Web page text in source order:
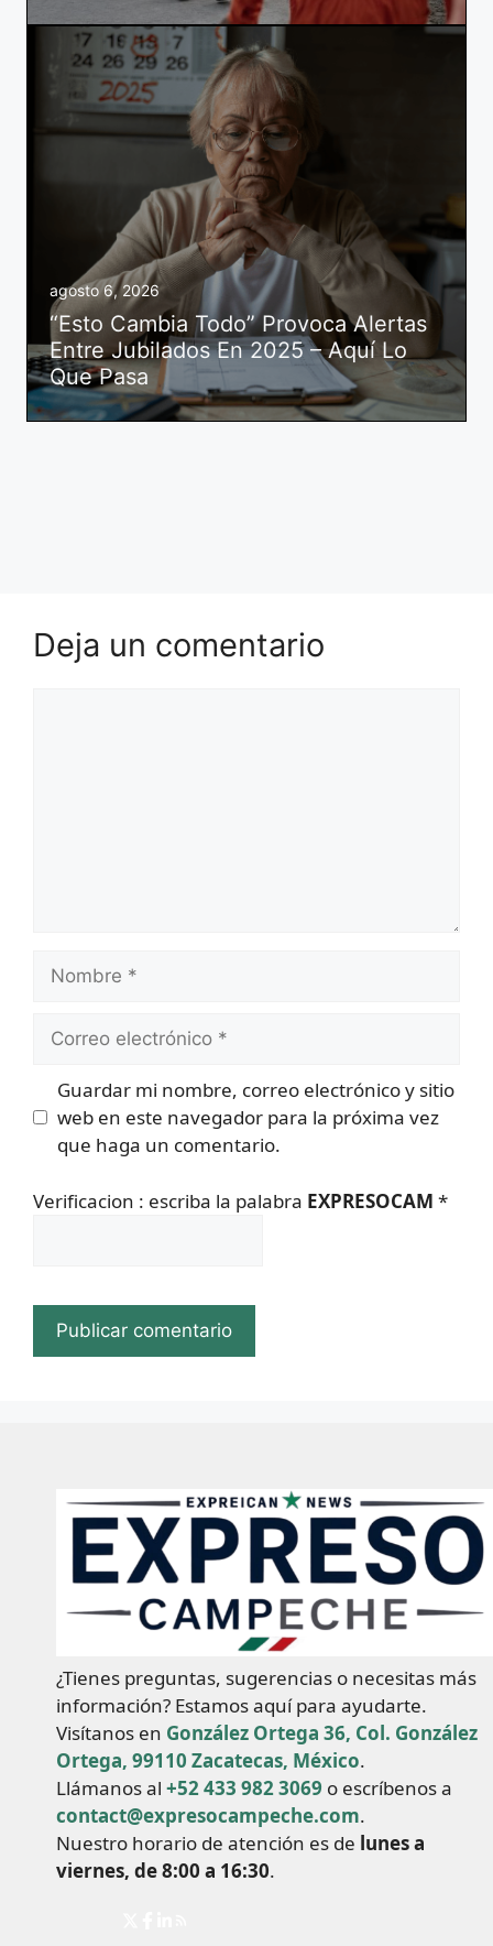
agosto 6, 2026
“Esto Cambia Todo” Provoca Alertas
Entre Jubilados En 2025 – Aquí Lo
Que Pasa
Deja un comentario
Nombre
Correo
Guardar mi nombre, correo electrónico y sitio
web en este navegador para la próxima vez
que haga un comentario.
Verificacion : escriba la palabra EXPRESOCAM *
¿Tienes preguntas, sugerencias o necesitas más
información? Estamos aquí para ayudarte.
Visítanos en González Ortega 36, Col. González
Ortega, 99110 Zacatecas, México.
Llámanos al +52 433 982 3069 o escríbenos a
contact@expresocampeche.com.
Nuestro horario de atención es de lunes a
viernes, de 8:00 a 16:30.